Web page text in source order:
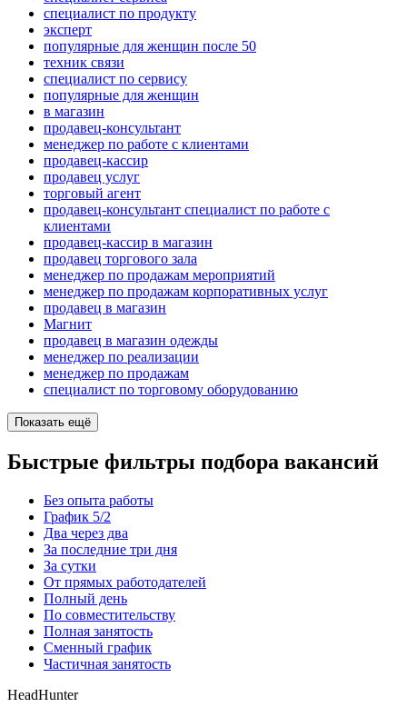
специалист по продукту
эксперт
популярные для женщин после 50
техник связи
специалист по сервису
популярные для женщин
в магазин
продавец-консультант
менеджер по работе с клиентами
продавец-кассир
продавец услуг
торговый агент
продавец-консультант специалист по работе с
клиентами
продавец-кассир в магазин
продавец торгового зала
менеджер по продажам мероприятий
менеджер по продажам корпоративных услуг
продавец в магазин
Магнит
продавец в магазин одежды
менеджер по реализации
менеджер по продажам
специалист по торговому оборудованию
Показать ещё
Быстрые фильтры подбора вакансий
Без опыта работы
График 5/2
Два через два
За последние три дня
За сутки
От прямых работодателей
Полный день
По совместительству
Полная занятость
Сменный график
Частичная занятость
HeadHunter